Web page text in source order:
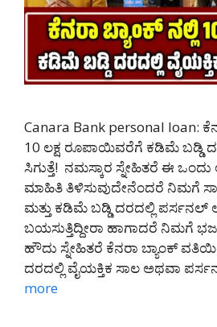
Canara Bank personal loan:
10 ಲಕ್ಷ ರೂಪಾಯಿವರೆಗೆ ಕಡಿಮೆ ಬಡ್ಡಿ
ಸಿಗುತ್ತೆ! ನಮಸ್ಕಾರ ಸ್ನೇಹಿತರೆ ಈ
ಮಾಹಿತಿ ತಿಳಿಸುವುದೇನೆಂದರೆ ನಿಮಗೆ
ಮತ್ತು ಕಡಿಮೆ ಬಡ್ಡಿ ದರದಲ್ಲಿ
ಬಯಸುತ್ತಿದ್ದೀರಾ ಹಾಗಾದರೆ ನಿಮಗೆ
ಹೌದು ಸ್ನೇಹಿತರೆ ಕೆನರಾ ಬ್ಯಾಂಕ್
ದರದಲ್ಲಿ ವೈಯಕ್ತಿಕ ಸಾಲ ಅಥವಾ
more